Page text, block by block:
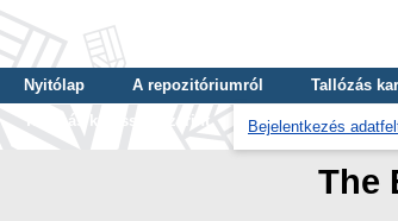
Nyitólap A repozitóriumról Tallózás
Tallózás kulcsszó szerint
Bejelentkezés
The